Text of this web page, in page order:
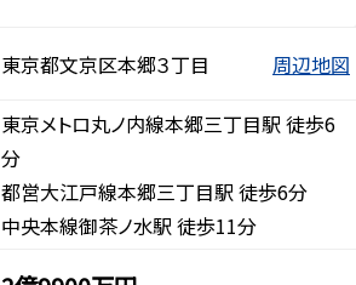
東京都文京区本郷３丁目 周辺地図
東京メトロ丸ノ内線本郷三丁目駅 徒歩6
分
都営大江戸線本郷三丁目駅 徒歩6分
中央本線御茶ノ水駅 徒歩11分